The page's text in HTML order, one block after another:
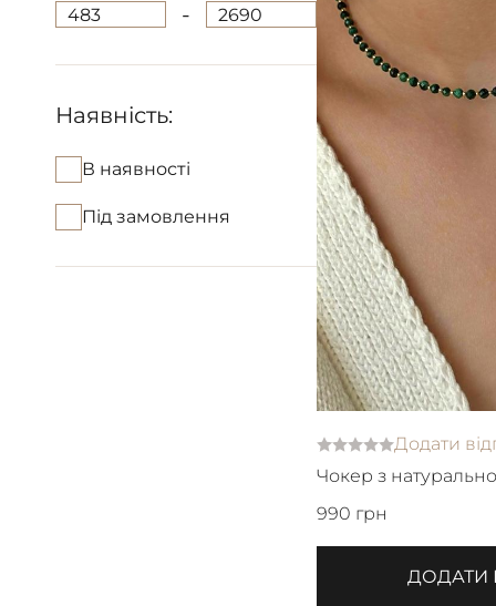
483 - 2690
Наявність:
В наявності
Під замовлення
Додати
Чокер з
японського бісеру
990 грн
ДОДАТИ